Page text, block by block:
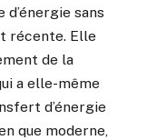
sans
récente. Elle
de la
a elle-même
d’énergie
que moderne,